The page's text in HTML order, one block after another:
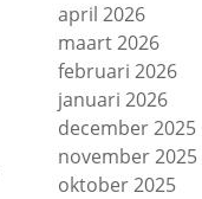
april 2026
maart 2026
februari 2026
januari 2026
december 2025
november 2025
oktober 2025